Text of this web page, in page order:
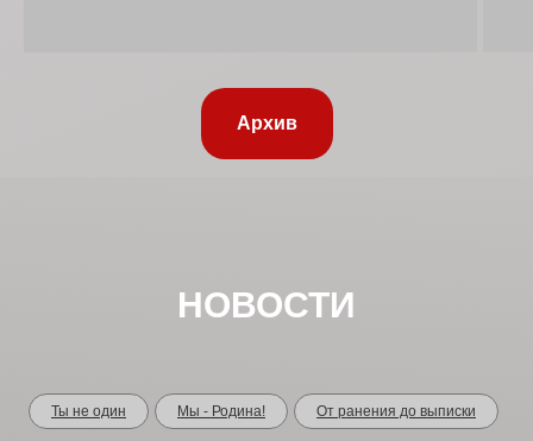
Архив
НОВОСТИ
Ты не один Мы - Родина! От ранения до выписки
" ЧИТАЮТ ДЕТИ О ВОЙНЕ"